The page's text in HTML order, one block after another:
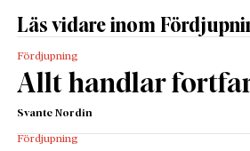
Läs vidare inom
Fördjupning
Allt handlar
Svante Nordin
Fördjupning